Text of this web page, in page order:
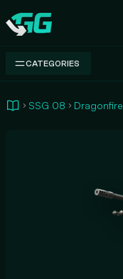
Swap.gg
CATEGORIES
SSG 08 Dragonfire